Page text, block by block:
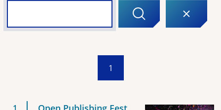
1